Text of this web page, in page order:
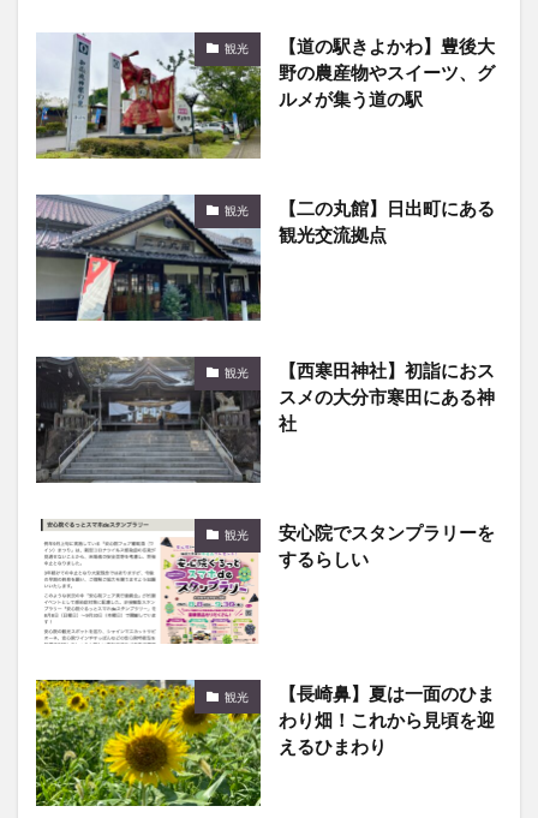
観光
【道の駅きよかわ】豊後大
野の農産物やスイーツ、グ
ルメが集う道の駅
観光
【二の丸館】日出町にある
観光交流拠点
観光
【西寒田神社】初詣におス
スメの大分市寒田にある神
社
観光
安心院でスタンプラリーを
するらしい
観光
【長崎鼻】夏は一面のひま
わり畑！これから見頃を迎
えるひまわり